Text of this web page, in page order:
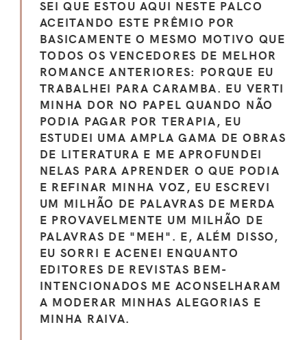
SEI QUE ESTOU AQUI NESTE PALCO
ACEITANDO ESTE PRÊMIO POR
BASICAMENTE O MESMO MOTIVO QUE
TODOS OS VENCEDORES DE MELHOR
ROMANCE ANTERIORES: PORQUE EU
TRABALHEI PARA CARAMBA. EU VERTI
MINHA DOR NO PAPEL QUANDO NÃO
PODIA PAGAR POR TERAPIA, EU
ESTUDEI UMA AMPLA GAMA DE OBRAS
DE LITERATURA E ME APROFUNDEI
NELAS PARA APRENDER O QUE PODIA
E REFINAR MINHA VOZ, EU ESCREVI
UM MILHÃO DE PALAVRAS DE MERDA
E PROVAVELMENTE UM MILHÃO DE
PALAVRAS DE "MEH". E, ALÉM DISSO,
EU SORRI E ACENEI ENQUANTO
EDITORES DE REVISTAS BEM-
INTENCIONADOS ME ACONSELHARAM
A MODERAR MINHAS ALEGORIAS E
MINHA RAIVA.